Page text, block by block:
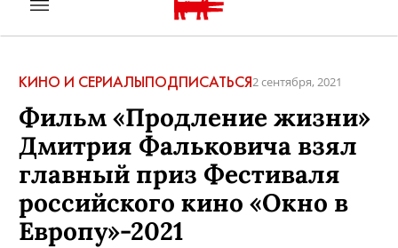
КИНО И СЕРИАЛЫПОДПИСАТЬСЯ2 сентября, 2021
Фильм «Продление жизни»
Дмитрия Фальковича взял
главный приз Фестиваля
российского кино «Окно в
Европу»-2021